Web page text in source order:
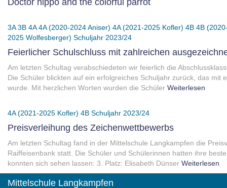
3A 3B 4A 4A (2020-2024 Aniser) 4A (2021-2025 Kofler) 4B 4B
2025 Wolfesberger) Schuljahr 2023/24
Feierlicher Schulschluss mit zahlreichen
Am letzten Schultag verabschiedeten wir feierlich die
Die Schüler blickten auf ein erfolgreiches Schuljahr zurück, das mit
wurde. Mit herzlichen Worten wurden die Schüler Weiterlesen
4A (2021-2025 Kofler) 4B Schuljahr 2023/24
Preisverleihung des Zeichenwettbewerbs
Am letzten Schultag fand in der Mittelschule Langkampfen die
Raiffeisenbank statt. Die Schüler und Schülerinnen hatten ihre
konnten sich sehen lassen: 3. Platz: Elisabeth Dünser Weiterlesen
Mittelschule Langkampfen